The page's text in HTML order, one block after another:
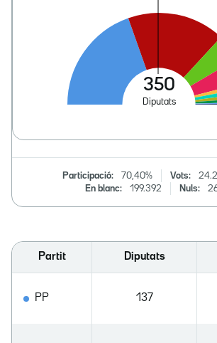
Participació: 70,40% Vots:
En blanc:
199.392 Nuls:
Partit Diputats
PP 137